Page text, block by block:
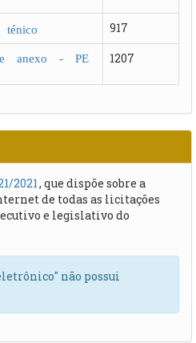
917
anexo - PE
1207
2021 , que dispõe sobre a
de todas as licitações
e legislativo do
não possui